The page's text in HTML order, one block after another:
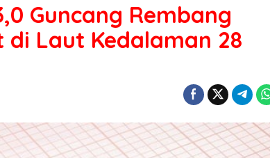
Guncang Rembang
di Laut Kedalaman 28